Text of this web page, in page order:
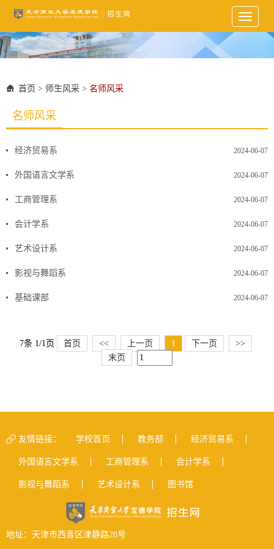
Toggle
首页 > 师生风采 > 名师风采
名师风采
经济贸易系 2024-06-07
外国语言文学系 2024-06-07
工商管理系 2024-06-07
会计学系 2024-06-07
艺术设计系 2024-06-07
影视与舞蹈系 2024-06-07
基础课部 2024-06-07
7条 1/1页 首页 << 上一页 1 下一页
>>
末页
友情链接： 学校首页 教务部 经济贸易系
外国语言文学系 工商管理系 会计学系
影视与舞蹈系 艺术设计系 图书馆
地址：天津市西青区津静路28号